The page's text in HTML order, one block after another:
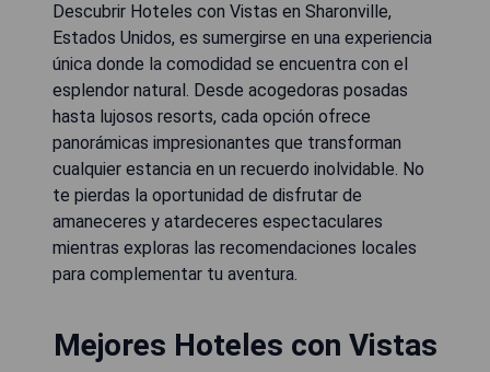
Descubrir Hoteles con Vistas en Sharonville,
Estados Unidos, es sumergirse en una experiencia
única donde la comodidad se encuentra con el
esplendor natural. Desde acogedoras posadas
hasta lujosos resorts, cada opción ofrece
panorámicas impresionantes que transforman
cualquier estancia en un recuerdo inolvidable. No
te pierdas la oportunidad de disfrutar de
amaneceres y atardeceres espectaculares
mientras exploras las recomendaciones locales
para complementar tu aventura.
Mejores Hoteles con Vistas